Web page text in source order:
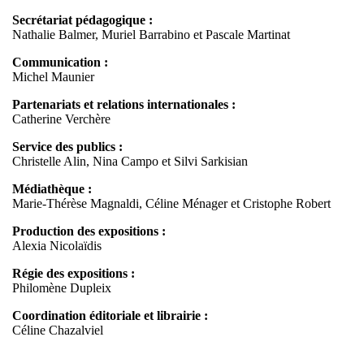
Secrétariat pédagogique :
Nathalie Balmer, Muriel Barrabino et Pascale Martinat
Communication :
Michel Maunier
Partenariats et relations internationales :
Catherine Verchère
Service des publics :
Christelle Alin, Nina Campo et Silvi Sarkisian
Médiathèque :
Marie-Thérèse Magnaldi, Céline Ménager et Cristophe Robert
Production des expositions :
Alexia Nicolaïdis
Régie des expositions :
Philomène Dupleix
Coordination éditoriale et librairie :
Céline Chazalviel